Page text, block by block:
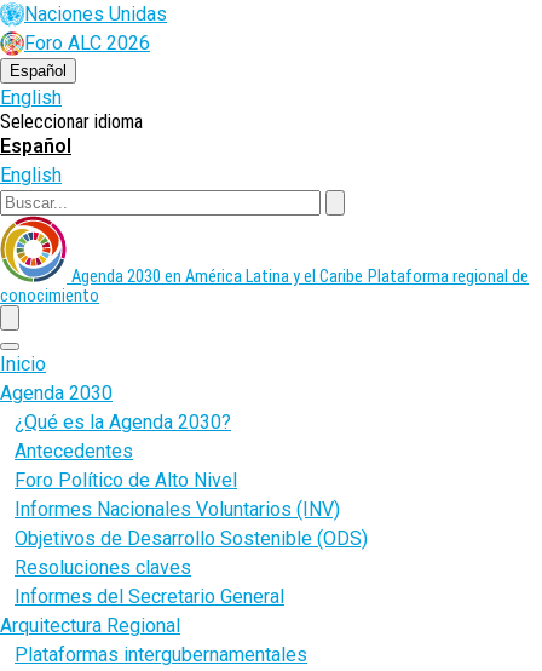
Pasar
al
contenido
principal
Naciones Unidas
Foro ALC 2026
Español
English
Seleccionar idioma
Español
English
Agenda 2030 en América Latina y el Caribe Plataforma regional de
conocimiento
menu
Inicio
Agenda 2030
¿Qué es la Agenda 2030?
Antecedentes
Foro Político de Alto Nivel
Informes Nacionales Voluntarios (INV)
Objetivos de Desarrollo Sostenible (ODS)
Resoluciones claves
Informes del Secretario General
Arquitectura Regional
Plataformas intergubernamentales